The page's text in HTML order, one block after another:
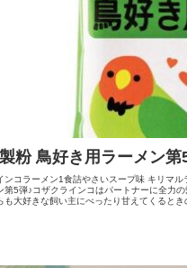
粉 鳥好き用ラーメン
ンコラーメン1食詰やさいスープ味 キリマ
第5弾♪コザクラインコはパートナーに全力
も大好きな飼い主にべったり甘えてくるとき